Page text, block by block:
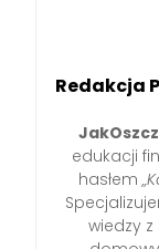
Redakcja
edukacji
hasłem
wiedzy